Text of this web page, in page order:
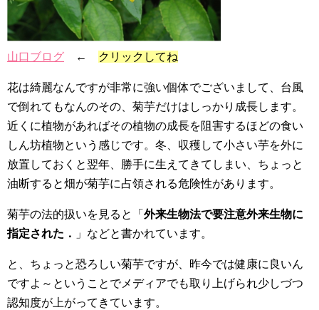
山口ブログ ← クリックしてね
花は綺麗なんですが非常に強い個体でございまして、台風
で倒れてもなんのその、菊芋だけはしっかり成長します。
近くに植物があればその植物の成長を阻害するほどの食い
しん坊植物という感じです。冬、収穫して小さい芋を外に
放置しておくと翌年、勝手に生えてきてしまい、ちょっと
油断すると畑が菊芋に占領される危険性があります。
菊芋の法的扱いを見ると「 外来生物法で要注意外来生物に
指定された．
」などと書かれています。
と、ちょっと恐ろしい菊芋ですが、昨今では健康に良いん
ですよ～ということでメディアでも取り上げられ少しづつ
認知度が上がってきています。